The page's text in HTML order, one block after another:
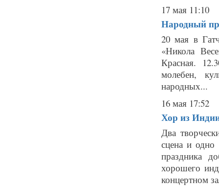
17 мая 11:10
Народный
20 мая в
«Никола
Красная.
молебен,
народных...
16 мая 17:52
Хор из
Два
сцена и одно
праздника
хорошего
концертном